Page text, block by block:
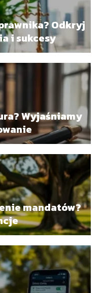
Odkryj
i sukcesy
Wyjaśniamy
mandatów?